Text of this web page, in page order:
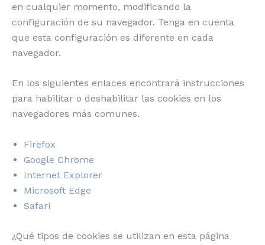
en cualquier momento, modificando la
configuración de su navegador. Tenga en cuenta
que esta configuración es diferente en cada
navegador.
En los siguientes enlaces encontrará instrucciones
para habilitar o deshabilitar las cookies en los
navegadores más comunes.
Firefox
Google Chrome
Internet Explorer
Microsoft Edge
Safari
¿Qué tipos de cookies se utilizan en esta página